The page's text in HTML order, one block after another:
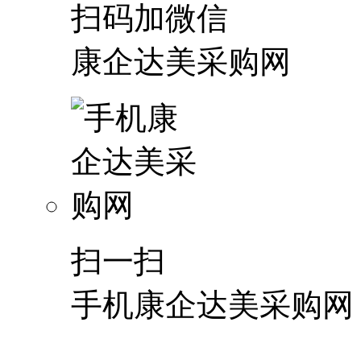
扫码加微信
康企达美采购网
扫一扫
手机康企达美采购网